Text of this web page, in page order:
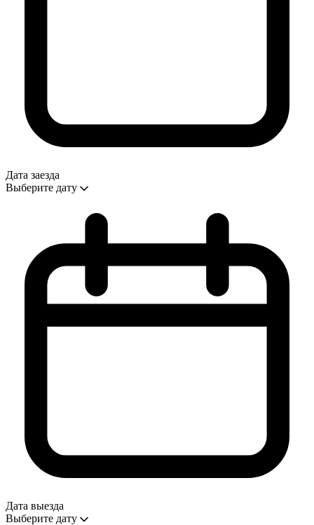
Дата заезда
Выберите дату
Дата выезда
Выберите дату